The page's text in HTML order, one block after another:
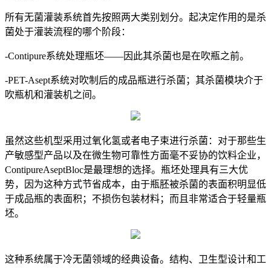
所有无菌灌装系统首先按照两大类别划分。起决定作用的是杀
菌处于灌装流程的哪个阶段：
-Contipure系统处理瓶坯——因此其杀菌也是在吹瓶之前。
-PET-Asept系统对吹制后的成品瓶进行杀菌；其杀菌模块介于
吹瓶机和灌装机之间。
虽然这些机型采用过氧化氢或者电子束进行杀菌：对于那些生
产敏感型产品以及在微生物可靠性方面毫不妥协的饮料企业，
ContipureAseptBloc是最理想的选择。瓶坯处理具有三大优
势，因为这种方式节省成本，由于瓶胚被杀菌的表面积明显低
于成品瓶的表面积；不损伤包装材料；而且非常适合于轻量瓶
坯。
这种系统属于冷无菌领域的经典设备。结构、卫生型设计和工